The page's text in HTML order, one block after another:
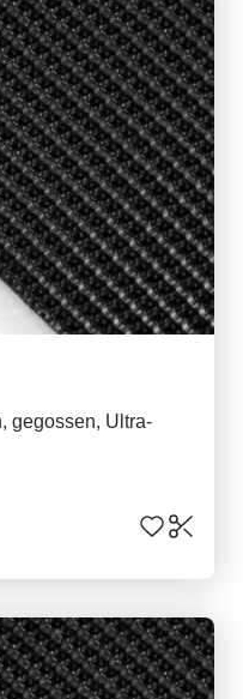
gegossen, Ultra-